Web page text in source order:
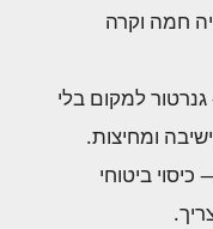
חמה וקרה
למקום בלי
ומחיצות.
כיסוי ביטוחי